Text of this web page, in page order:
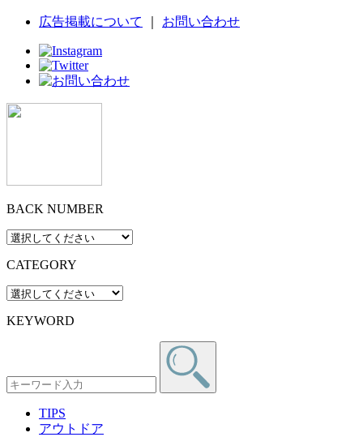
広告掲載について お問い合わせ
BACK NUMBER
CATEGORY
KEYWORD
TIPS
アウトドア